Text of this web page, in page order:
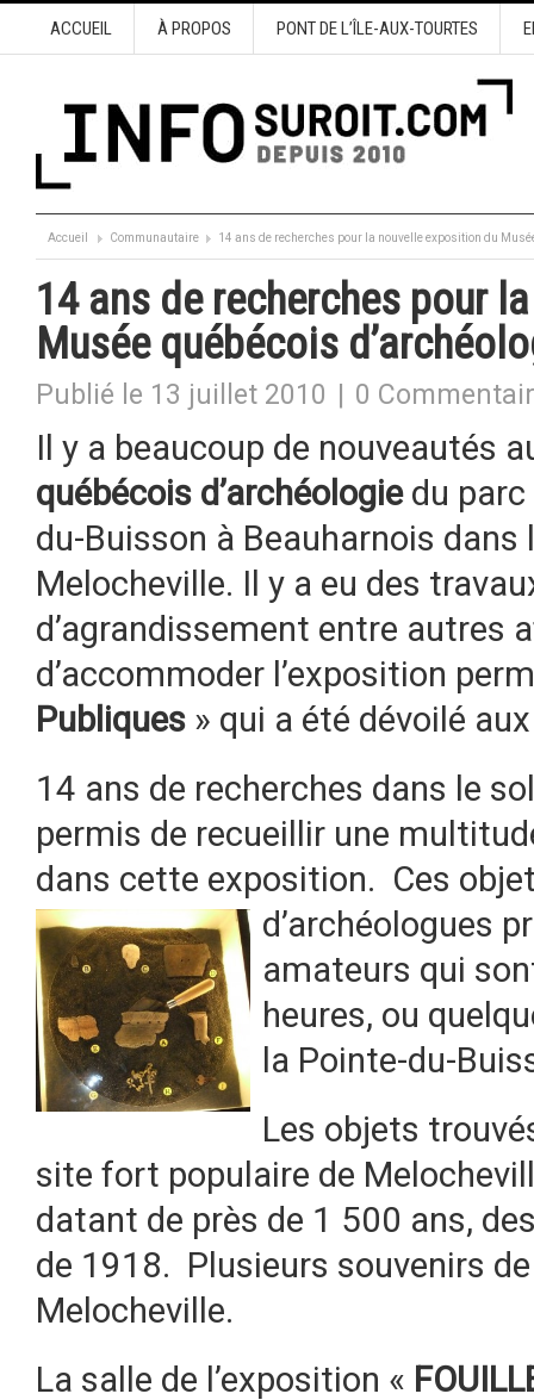
ACCUEIL À PROPOS PONT DE L’ÎLE-AUX-TOURTES
Accueil Communautaire 14 ans de recherches pour la nouvelle exposition du
14 ans de recherches pour
Musée québécois
Publié le 13 juillet 2010 0
Il y a beaucoup de nouveautés
québécois d’archéologiedu parc
du-Buisson à Beauharnois dans
Melocheville. Il y a eu des
d’agrandissement entre autres
d’accommoder l’exposition
Publiques » qui a été dévoilé
14 ans de recherches dans le
permis de recueillir une
dans cette exposition. Ces
d’archéologues
amateurs qui
heures, ou
la Pointe-du-
Les objets
site fort populaire de
datant de près de 1 500 ans,
de 1918. Plusieurs souvenirs
Melocheville.
La salle de l’exposition «